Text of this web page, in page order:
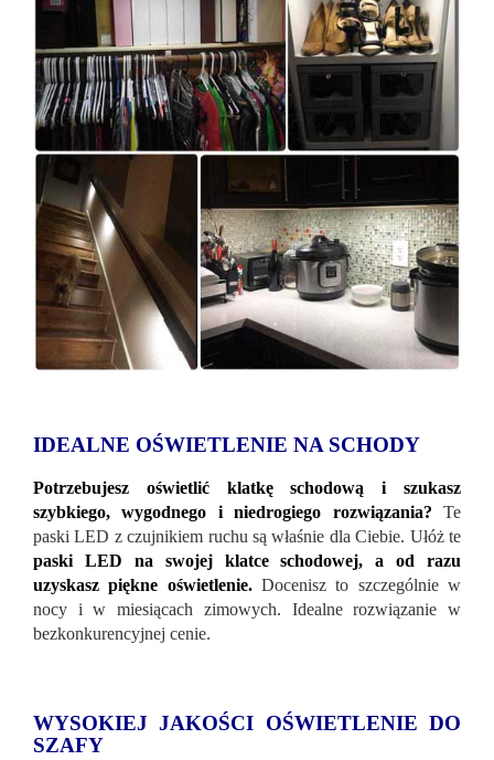
IDEALNE OŚWIETLENIE NA SCHODY
Potrzebujesz oświetlić klatkę schodową i szukasz
szybkiego, wygodnego i niedrogiego rozwiązania? Te
paski LED z czujnikiem ruchu są właśnie dla Ciebie. Ułóż te
paski LED na swojej klatce schodowej, a od razu
uzyskasz piękne oświetlenie. Docenisz to szczególnie w
nocy i w miesiącach zimowych. Idealne rozwiązanie w
bezkonkurencyjnej cenie.
WYSOKIEJ JAKOŚCI OŚWIETLENIE DO
SZAFY